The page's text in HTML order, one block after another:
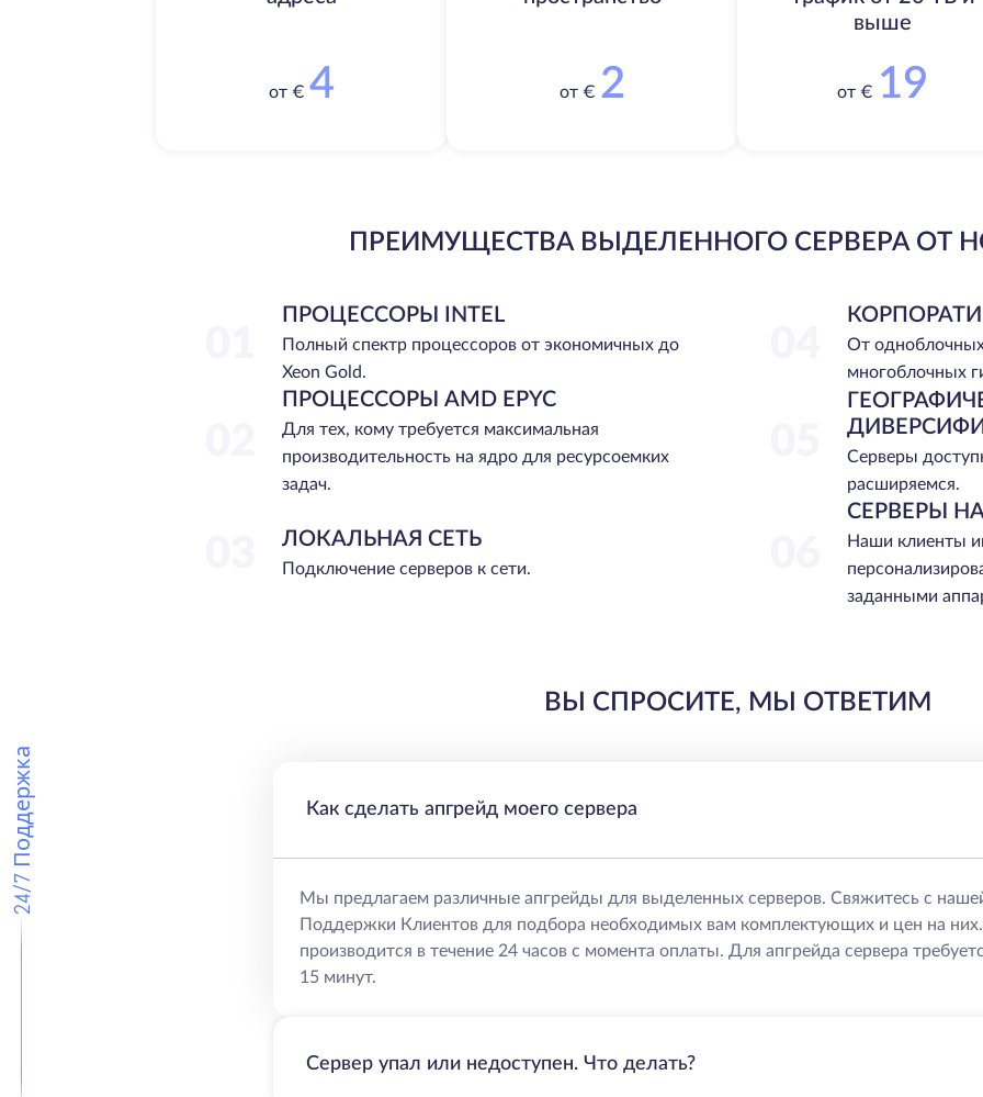
24/7 Поддержка
от € 4 от € 2
выше
от € 19
ПРЕИМУЩЕСТВА ВЫДЕЛЕННОГО СЕРВЕРА ОТ
ПРОЦЕССОРЫ INTEL
Полный спектр процессоров от экономичных до
Xeon Gold.
От
многоблочных
ПРОЦЕССОРЫ AMD EPYC
Для тех, кому требуется максимальная
производительность на ядро для ресурсоемких
задач.
Серверы
расширяемся.
ЛОКАЛЬНАЯ СЕТЬ
Подключение серверов к сети.
СЕРВЕРЫ
Наши клиенты
заданными
ВЫ СПРОСИТЕ, МЫ ОТВЕТИМ
Как сделать апгрейд моего сервера
Мы предлагаем различные апгрейды для выделенных серверов. Свяжитесь с
Поддержки Клиентов для подбора необходимых вам комплектующих и цен на
производится в течение 24 часов с момента оплаты. Для апгрейда сервера
15 минут.
Сервер упал или недоступен. Что делать?